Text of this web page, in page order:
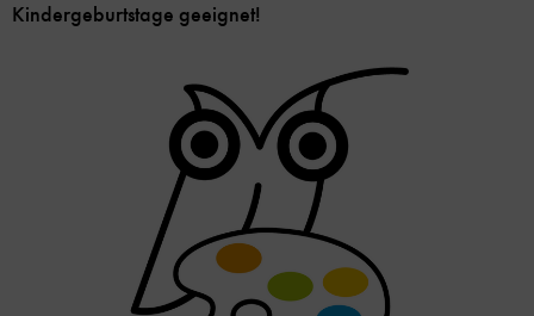
Kindergeburtstage geeignet!